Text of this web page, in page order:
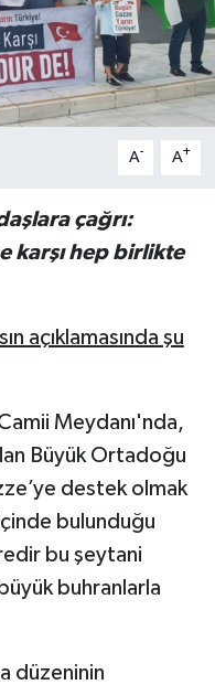
A- A+
çağrı:
karşı hep birlikte
açıklamasında şu
Meydanı'nda,
Büyük Ortadoğu
destek olmak
bulunduğu
bu şeytani
buhranlarla
düzeninin